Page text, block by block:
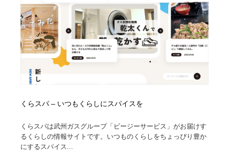
くらスパ – いつもくらしにスパイスを
くらスパは武州ガスグループ「ビージーサービス」がお届けす
るくらしの情報サイトです。いつものくらしをちょっぴり豊か
にするスパイス...